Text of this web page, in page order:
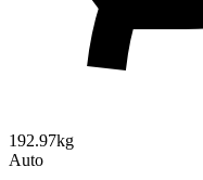
192.97kg
Auto